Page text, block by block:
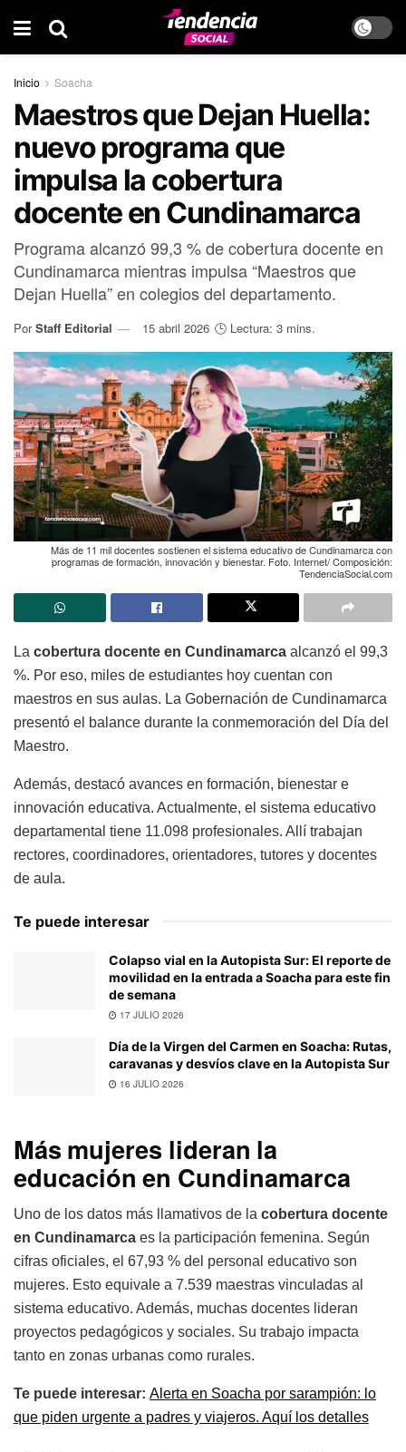
Inicio Soacha
Maestros que Dejan Huella:
nuevo programa que
impulsa la cobertura
docente en Cundinamarca
Programa alcanzó 99,3 % de cobertura docente en
Cundinamarca mientras impulsa “Maestros que
Dejan Huella” en colegios del departamento.
Por Staff Editorial 15 abril 2026 🕒 Lectura: 3 mins.
Más de 11 mil docentes sostienen el sistema educativo de Cundinamarca con
programas de formación, innovación y bienestar. Foto. Internet/ Composición:
TendenciaSocial.com
La cobertura docente en Cundinamarca alcanzó el 99,3
%. Por eso, miles de estudiantes hoy cuentan con
maestros en sus aulas. La Gobernación de Cundinamarca
presentó el balance durante la conmemoración del Día del
Maestro.
Además, destacó avances en formación, bienestar e
innovación educativa. Actualmente, el sistema educativo
departamental tiene 11.098 profesionales. Allí trabajan
rectores, coordinadores, orientadores, tutores y docentes
de aula.
Te puede interesar
Colapso vial en la Autopista Sur: El reporte de
movilidad en la entrada a Soacha para este fin
de semana
17 JULIO 2026
Día de la Virgen del Carmen en Soacha: Rutas,
caravanas y desvíos clave en la Autopista Sur
16 JULIO 2026
Más mujeres lideran la
educación en Cundinamarca
Uno de los datos más llamativos de la cobertura docente
en Cundinamarca es la participación femenina. Según
cifras oficiales, el 67,93 % del personal educativo son
mujeres. Esto equivale a 7.539 maestras vinculadas al
sistema educativo. Además, muchas docentes lideran
proyectos pedagógicos y sociales. Su trabajo impacta
tanto en zonas urbanas como rurales.
Te puede interesar: Alerta en Soacha por sarampión: lo
que piden urgente a padres y viajeros. Aquí los detalles